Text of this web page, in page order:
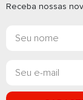
Receba nossas